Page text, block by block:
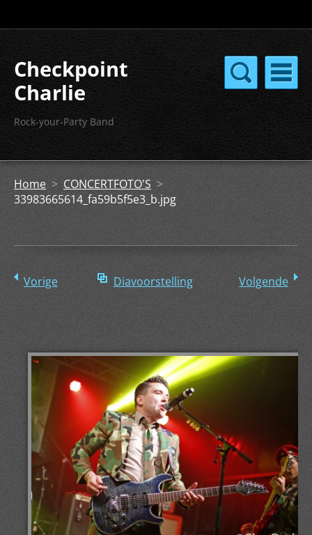
Checkpoint
Charlie
Rock-your-Party Band
Home > CONCERTFOTO'S >
33983665614_fa59b5f5e3_b.jpg
Vorige Diavoorstelling Volgende